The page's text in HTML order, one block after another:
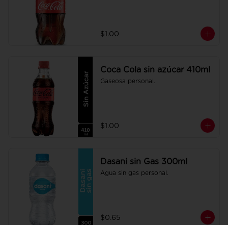
$1.00
Coca Cola sin azúcar 410ml
Gaseosa personal.
$1.00
Dasani sin Gas 300ml
Agua sin gas personal.
$0.65